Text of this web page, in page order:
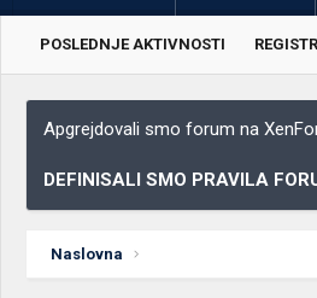
POSLEDNJE AKTIVNOSTI
Apgrejdovali smo forum na
DEFINISALI SMO PRAVILA
Naslovna